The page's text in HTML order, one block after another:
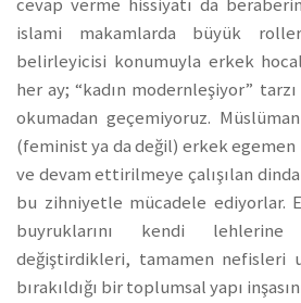
cevap verme hissiyatı da
islami makamlarda büyük
belirleyicisi konumuyla erkek
her ay; “kadın modernleşiyor”
okumadan geçemiyoruz.
(feminist ya da değil) erkek
ve devam ettirilmeye çalışılan
bu zihniyetle mücadele ediyorlar.
buyruklarını kendi
değiştirdikleri, tamamen nefisleri
bırakıldığı bir toplumsal yapı